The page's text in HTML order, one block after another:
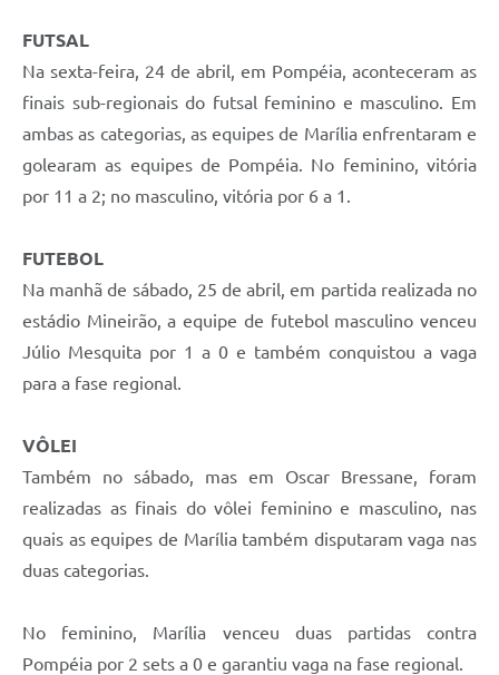
FUTSAL
Na sexta-feira, 24 de abril, em Pompéia, aconteceram as
finais sub-regionais do futsal feminino e masculino. Em
ambas as categorias, as equipes de Marília enfrentaram e
golearam as equipes de Pompéia. No feminino, vitória
por 11 a 2; no masculino, vitória por 6 a 1.
FUTEBOL
Na manhã de sábado, 25 de abril, em partida realizada no
estádio Mineirão, a equipe de futebol masculino venceu
Júlio Mesquita por 1 a 0 e também conquistou a vaga
para a fase regional.
VÔLEI
Também no sábado, mas em Oscar Bressane, foram
realizadas as finais do vôlei feminino e masculino, nas
quais as equipes de Marília também disputaram vaga nas
duas categorias.
No feminino, Marília venceu duas partidas contra
Pompéia por 2 sets a 0 e garantiu vaga na fase regional.